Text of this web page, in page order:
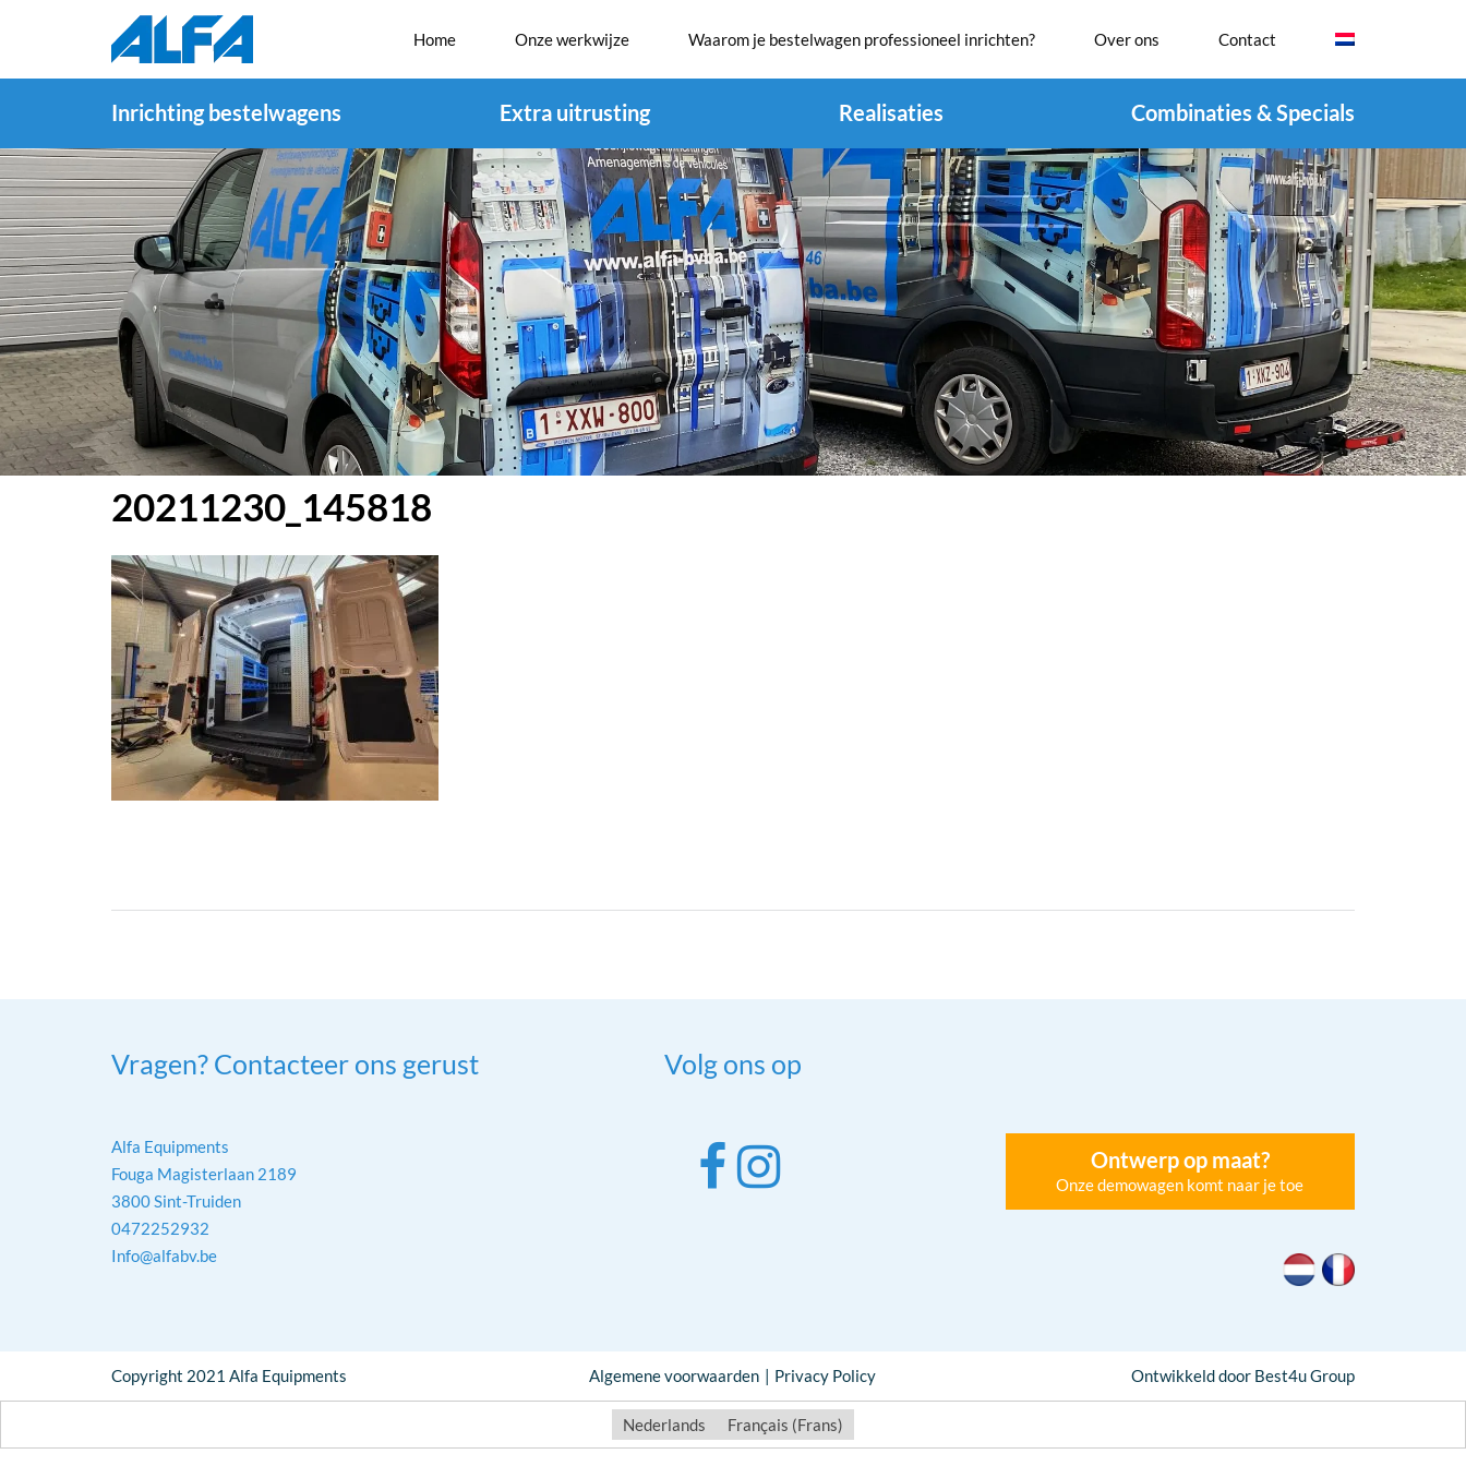
Home Onze werkwijze Waarom je bestelwagen professioneel inrichten? Over ons Contact
Inrichting bestelwagens Extra uitrusting Realisaties Combinaties & Specials
20211230_145818
Vragen? Contacteer ons gerust
Alfa Equipments
Fouga Magisterlaan 2189
3800 Sint-Truiden
0472252932
Info@alfabv.be
Volg ons op
Ontwerp op maat?
Onze demowagen komt naar je toe
Copyright 2021 Alfa Equipments Algemene voorwaarden Privacy Policy Ontwikkeld door Best4u Group
Nederlands Français (Frans)